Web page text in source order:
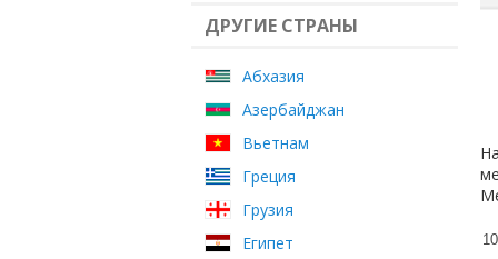
ДРУГИЕ СТРАНЫ
Абхазия
Азербайджан
Вьетнам
Греция
Грузия
Египет